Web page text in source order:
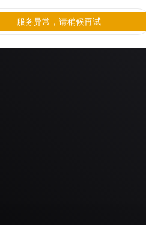
服务异常，请稍候再试